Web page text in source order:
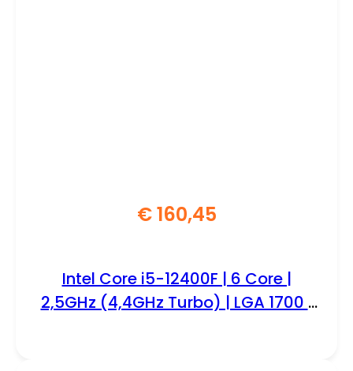
€160,45
Intel Core i5-12400F | 6 Core |
2,5GHz (4,4GHz Turbo) | LGA 1700 |